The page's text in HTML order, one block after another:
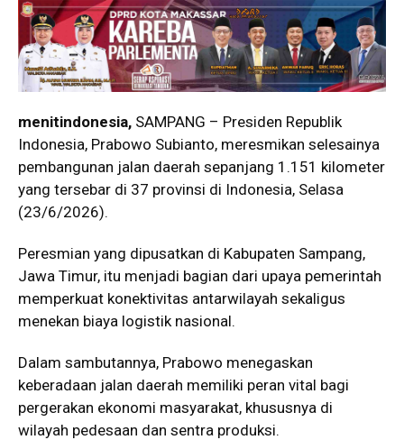
menitindonesia, SAMPANG – Presiden Republik
Indonesia, Prabowo Subianto, meresmikan selesainya
pembangunan jalan daerah sepanjang 1.151 kilometer
yang tersebar di 37 provinsi di Indonesia, Selasa
(23/6/2026).
Peresmian yang dipusatkan di Kabupaten Sampang,
Jawa Timur, itu menjadi bagian dari upaya pemerintah
memperkuat konektivitas antarwilayah sekaligus
menekan biaya logistik nasional.
Dalam sambutannya, Prabowo menegaskan
keberadaan jalan daerah memiliki peran vital bagi
pergerakan ekonomi masyarakat, khususnya di
wilayah pedesaan dan sentra produksi.